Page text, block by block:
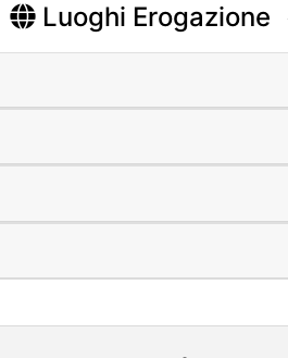
Luoghi Erogazione